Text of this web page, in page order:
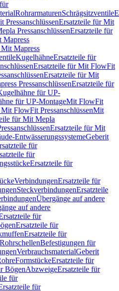
RohrarmaturenSchrägsitzventile
PressanschlüssenErsatzteile für Mit
PressanschlüssenErsatzteile für
Mapress
Mapress
KugelhähneErsatzteile für
Ersatzteile für Mit FlowFit
Ersatzteile für Mit
PressanschlüssenErsatzteile für
für UP-
für UP-MontageMit FlowFit
FlowFit PressanschlüssenMit
für Mit Mepla
Ersatzteile für Mit
EntwässerungssystemeGeberit
für
für
Ersatzteile für
VerbindungenErsatzteile für
SteckverbindungenErsatzteile
Übergänge auf andere
auf andere
für
Ersatzteile für
Ersatzteile für
RohrschellenBefestigungen für
VerbrauchsmaterialGeberit
FormstückeErsatzteile für
BögenAbzweigeErsatzteile für
für
für